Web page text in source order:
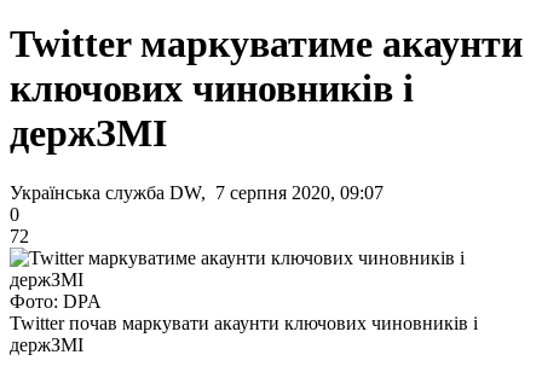
Twitter маркуватиме акаунти
ключових чиновників і
держЗМІ
Українська служба DW, 7 серпня 2020, 09:07
0
72
Фото: DPA
Twitter почав маркувати акаунти ключових чиновників і
держЗМІ